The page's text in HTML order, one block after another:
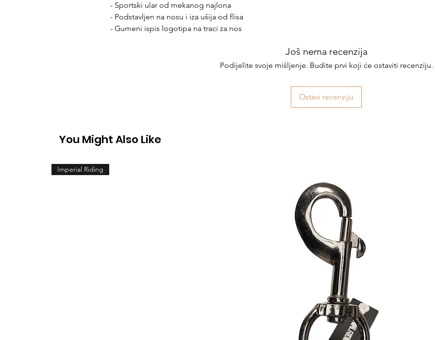
- Sportski ular od mekanog najlona
- Podstavljen na nosu i iza ušija od flisa
- Gumeni ispis logotipa na traci za nos
Još nema recenzija
Podijelite svoje mišljenje. Budite prvi koji će ostaviti recenziju.
Ostavi recenziju
You Might Also Like
Imperial Riding